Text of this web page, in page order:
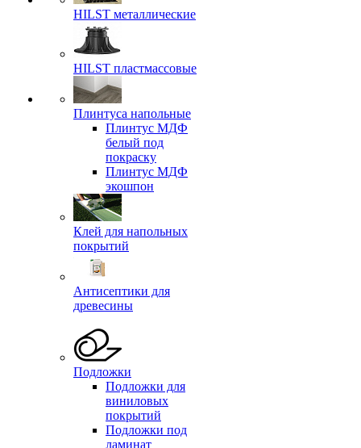
HILST металлические
HILST пластмассовые
Плинтуса напольные
Плинтус МДФ
белый под
покраску
Плинтус МДФ
экошпон
Клей для напольных
покрытий
Антисептики для
древесины
Подложки
Подложки для
виниловых
покрытий
Подложки под
ламинат